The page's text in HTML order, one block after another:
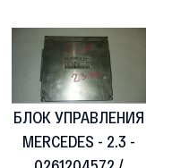
БЛОК УПРАВЛЕНИЯ
MERCEDES - 2.3 -